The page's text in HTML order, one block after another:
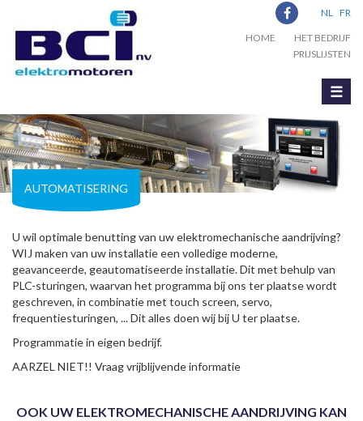
NL FR
HOME
HET BEDRIJF
PRIJSLIJSTEN
☰
AUTOMATISERING
U wil optimale benutting van uw elektromechanische aandrijving?
WIJ maken van uw installatie een volledige moderne,
geavanceerde, geautomatiseerde installatie. Dit met behulp van
PLC-sturingen, waarvan het programma bij ons ter plaatse wordt
geschreven, in combinatie met touch screen, servo,
frequentiesturingen, ... Dit alles doen wij bij U ter plaatse.
Programmatie in eigen bedrijf.
AARZEL NIET!! Vraag vrijblijvende informatie
OOK UW ELEKTROMECHANISCHE AANDRIJVING KAN